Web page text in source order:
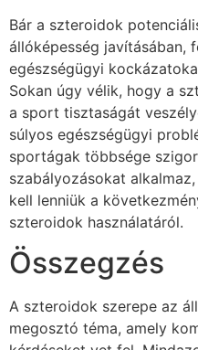
Bár a szteroidok
állóképesség javításában,
egészségügyi
Sokan úgy vélik, hogy a
a sport tisztaságát
súlyos egészségügyi
sportágak többsége
szabályozásokat
kell lenniük a
szteroidok használatáról.
Összegzés
A szteroidok szerepe az
megosztó téma, amely